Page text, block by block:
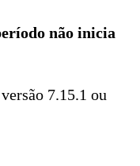
não inicia
7.15.1 ou